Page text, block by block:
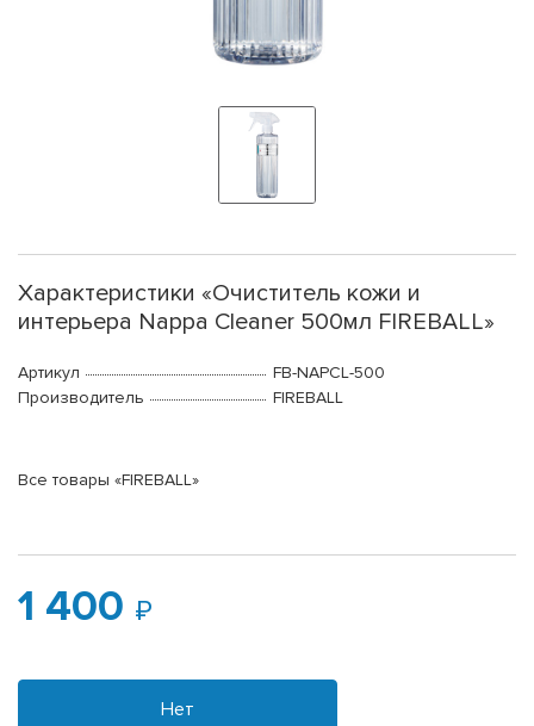
Характеристики «Очиститель кожи и
интерьера Nappa Cleaner 500мл FIREBALL»
Артикул
FB-NAPCL-500
Производитель
FIREBALL
Все товары «FIREBALL»
1 400
Нет